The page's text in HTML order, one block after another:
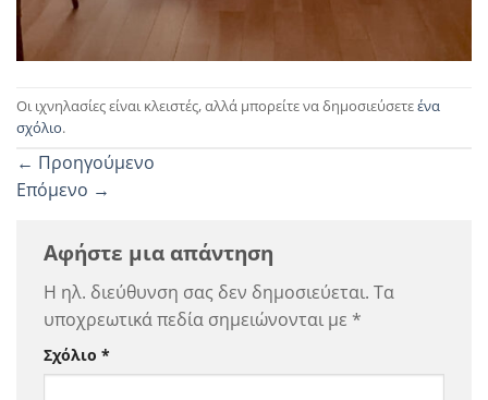
Οι ιχνηλασίες είναι κλειστές, αλλά μπορείτε να δημοσιεύσετεένα
σχόλιο.
← Προηγούμενο
Επόμενο →
Αφήστε μια απάντηση
Η ηλ. διεύθυνση σας δεν δημοσιεύεται. Τα
υποχρεωτικά πεδία σημειώνονται με *
Σχόλιο *